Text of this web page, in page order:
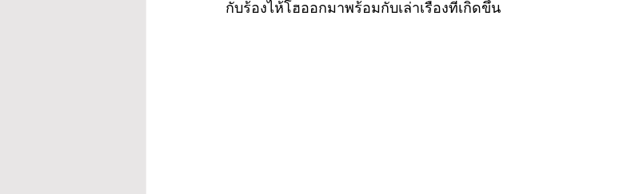
กับร้องไห้โฮออกมาพร้อมกับเล่าเรื่องที่เกิดขึ้น